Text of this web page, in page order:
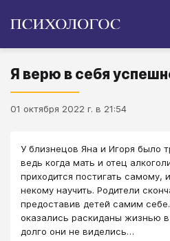
Я верю в себя
01 октября 2022 г. в 21:54
У близнецов Яна и Игоря было
ведь когда мать и отец
приходится постигать самому,
некому научить. Родители
предоставив детей самим
оказались раскиданы жизнью
долго они не виделись…